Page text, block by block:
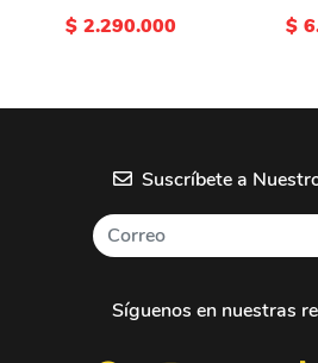
$ 2.290.000 $
Suscríbete a
Síguenos en nuestras